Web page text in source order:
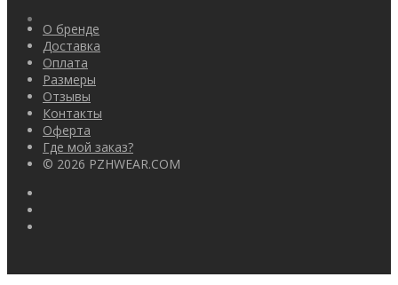
О бренде
Доставка
Оплата
Размеры
Отзывы
Контакты
Оферта
Где мой заказ?
© 2026 PZHWEAR.COM